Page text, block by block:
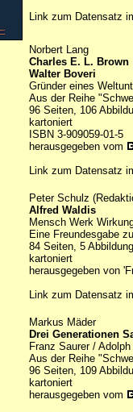
Link zum Datensatz
Norbert Lang
Charles E. L. Brown
Walter Boveri
Gründer eines
Aus der Reihe
96 Seiten, 106
kartoniert
ISBN 3-909059-01-5
herausgegeben vom
Link zum Datensatz
Peter Schulz
Alfred Waldis
Mensch Werk
Eine Freundesgabe
84 Seiten, 5
kartoniert
herausgegeben von
Link zum Datensatz
Markus Mäder
Drei Generationen
Franz Saurer /
Aus der Reihe
96 Seiten, 109
kartoniert
herausgegeben vom